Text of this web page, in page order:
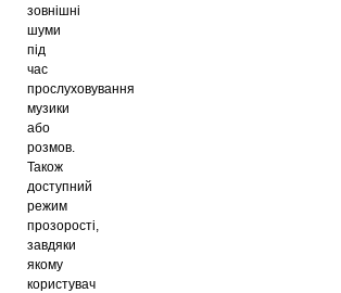
зовнішні
шуми
під
час
прослуховування
музики
або
розмов.
Також
доступний
режим
прозорості,
завдяки
якому
користувач